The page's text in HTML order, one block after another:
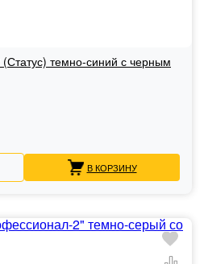
темно-синий с черным
В КОРЗИНУ